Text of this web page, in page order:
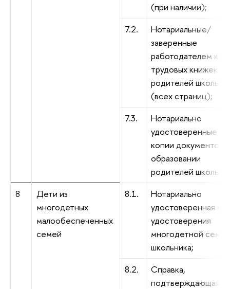
(при наличии);
7.2.
Нотариальные/
заверенные
работодателем
трудовых книжек
родителей
(всех страниц);
7.3.
Нотариально
удостоверенные
копии документов
образовании
родителей
8
Дети из
многодетных
малообеспеченных
семей
8.1.
Нотариально
удостоверенная
удостоверения
многодетной семьи
школьника;
8.2.
Справка,
подтверждающая